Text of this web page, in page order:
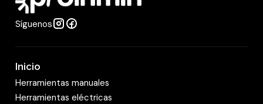
Síguenos
Inicio
Herramientas manuales
Herramientas eléctricas